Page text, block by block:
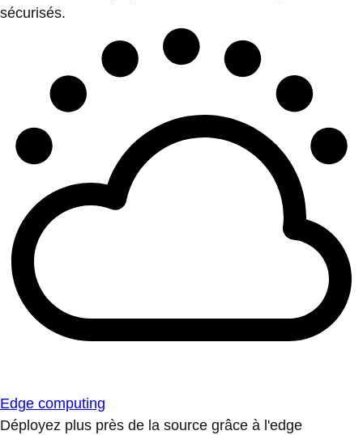
sécurisés.
Edge computing
Déployez plus près de la source grâce à l'edge